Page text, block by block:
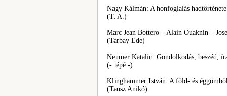
Nagy Kálmán: A honfoglalás hadtörténete
(T. A.)
Marc Jean Bottero – Alain Ouaknin –
(Tarbay Ede)
Neumer Katalin: Gondolkodás, beszéd,
(- tépé -)
Klinghammer István: A föld- és
(Tausz Anikó)